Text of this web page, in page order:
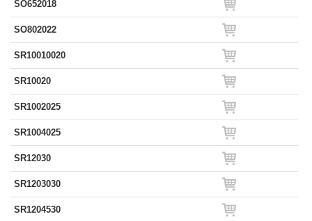
SO652018
SO802022
SR10010020
SR10020
SR1002025
SR1004025
SR12030
SR1203030
SR1204530